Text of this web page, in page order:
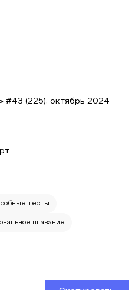
#43 (225), октябрь 2024
тесты
плавание